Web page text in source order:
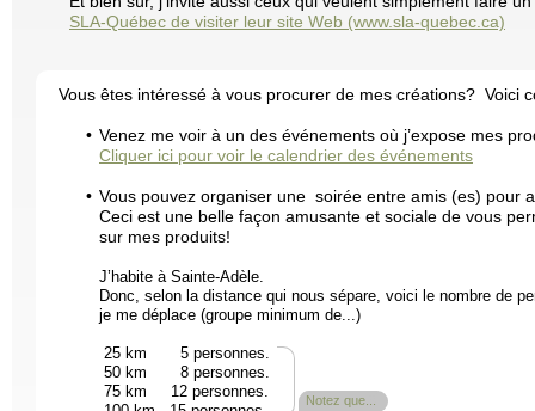
Vous êtes intéressé à vous procurer de mes créations? Voici
Venez me voir à un des événements où j’expose mes
Cliquer ici pour voir le calendrier des événements
Vous pouvez organiser une soirée entre amis (es) pour
Ceci est une belle façon amusante et sociale de vous
sur mes produits!
J’habite à Sainte-Adèle.
Donc, selon la distance qui nous sépare, voici le nombre de
je me déplace (groupe minimum de...)
25 km 5 personnes.
50 km 8 personnes.
75 km 12 personnes.
Notez que...
SLA-Québec de visiter leur site Web (www.sla-quebec.ca)